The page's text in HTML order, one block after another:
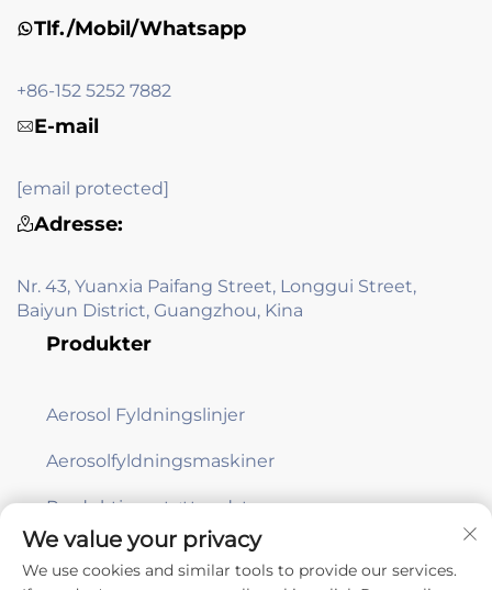
Tlf./Mobil/Whatsapp
+86-152 5252 7882
E-mail
[email protected]
Adresse:
Nr. 43, Yuanxia Paifang Street, Longgui Street,
Baiyun District, Guangzhou, Kina
Produkter
Aerosol Fyldningslinjer
Aerosolfyldningsmaskiner
Produktionsstøtteudstyr
We value your privacy
We use cookies and similar tools to provide our services.